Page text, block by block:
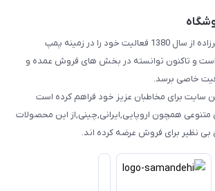
مجموعه هیدرولیک باقرزاده از سال 1380 فعالیت خود را در زمینه پمپ
و تاکنون توانسته در بخش های فروش عمده و
خاصی برسد.
سایت برای مخاطبان عزیز خود فراهم کرده است
متنوعی همچون اروپایی,ایرانی,چینی,از این محصولات
نظیر برای فروش عرضه کرده اند.